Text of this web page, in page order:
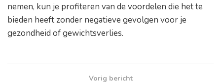
nemen, kun je profiteren van de voordelen die het te
bieden heeft zonder negatieve gevolgen voor je
gezondheid of gewichtsverlies.
Vorig bericht